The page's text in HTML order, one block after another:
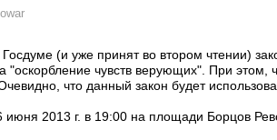
(и уже принят во втором чтении)
"оскорбление чувств верующих". При этом,
что данный закон будет
июня 2013 г. в 19:00 на площади Борцов